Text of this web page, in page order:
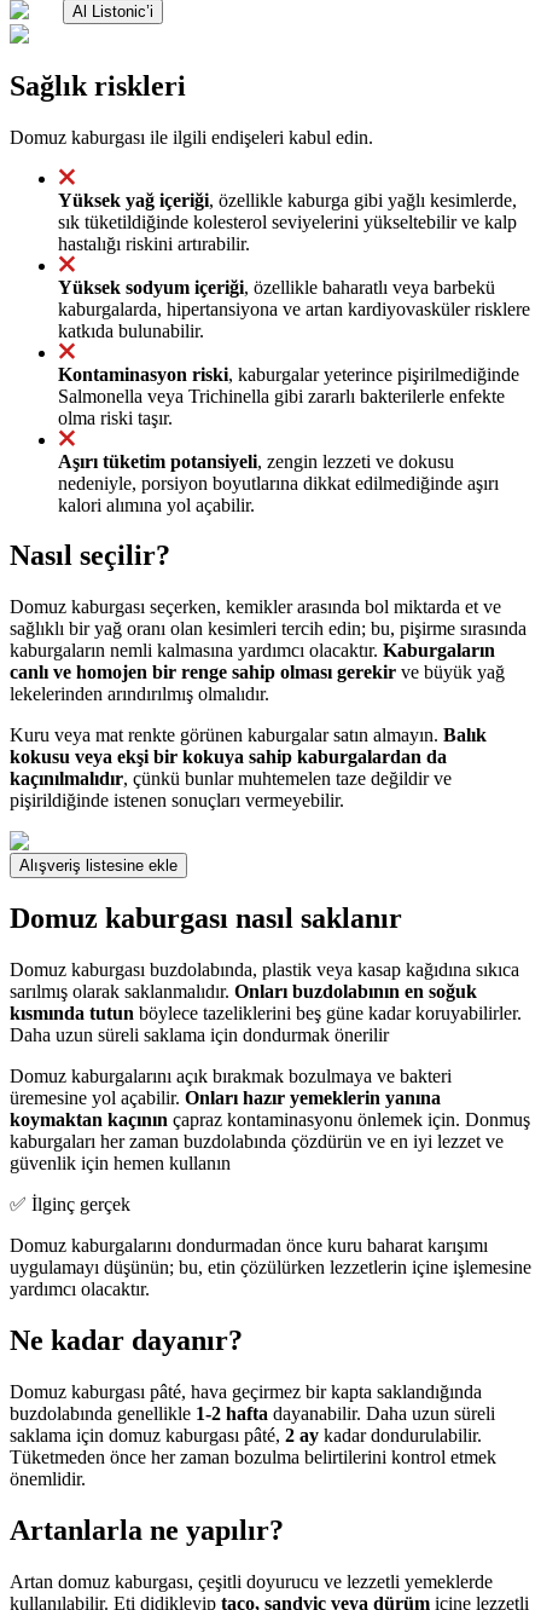
Al Listonic’i
Sağlık riskleri
Domuz kaburgası ile ilgili endişeleri kabul edin.
Yüksek yağ içeriği, özellikle kaburga gibi yağlı kesimlerde,
sık tüketildiğinde kolesterol seviyelerini yükseltebilir ve kalp
hastalığı riskini artırabilir.
Yüksek sodyum içeriği, özellikle baharatlı veya barbekü
kaburgalarda, hipertansiyona ve artan kardiyovasküler risklere
katkıda bulunabilir.
Kontaminasyon riski, kaburgalar yeterince pişirilmediğinde
Salmonella veya Trichinella gibi zararlı bakterilerle enfekte
olma riski taşır.
Aşırı tüketim potansiyeli, zengin lezzeti ve dokusu
nedeniyle, porsiyon boyutlarına dikkat edilmediğinde aşırı
kalori alımına yol açabilir.
Nasıl seçilir?
Domuz kaburgası seçerken, kemikler arasında bol miktarda et ve
sağlıklı bir yağ oranı olan kesimleri tercih edin; bu, pişirme sırasında
kaburgaların nemli kalmasına yardımcı olacaktır. Kaburgaların
canlı ve homojen bir renge sahip olması gerekir ve büyük yağ
lekelerinden arındırılmış olmalıdır.
Kuru veya mat renkte görünen kaburgalar satın almayın. Balık
kokusu veya ekşi bir kokuya sahip kaburgalardan da
kaçınılmalıdır, çünkü bunlar muhtemelen taze değildir ve
pişirildiğinde istenen sonuçları vermeyebilir.
Alışveriş listesine ekle
Domuz kaburgası nasıl saklanır
Domuz kaburgası buzdolabında, plastik veya kasap kağıdına sıkıca
sarılmış olarak saklanmalıdır. Onları buzdolabının en soğuk
kısmında tutun böylece tazeliklerini beş güne kadar koruyabilirler.
Daha uzun süreli saklama için dondurmak önerilir
Domuz kaburgalarını açık bırakmak bozulmaya ve bakteri
üremesine yol açabilir. Onları hazır yemeklerin yanına
koymaktan kaçının çapraz kontaminasyonu önlemek için. Donmuş
kaburgaları her zaman buzdolabında çözdürün ve en iyi lezzet ve
güvenlik için hemen kullanın
✅ İlginç gerçek
Domuz kaburgalarını dondurmadan önce kuru baharat karışımı
uygulamayı düşünün; bu, etin çözülürken lezzetlerin içine işlemesine
yardımcı olacaktır.
Ne kadar dayanır?
Domuz kaburgası pâté, hava geçirmez bir kapta saklandığında
buzdolabında genellikle 1-2 hafta dayanabilir. Daha uzun süreli
saklama için domuz kaburgası pâté, 2 ay kadar dondurulabilir.
Tüketmeden önce her zaman bozulma belirtilerini kontrol etmek
önemlidir.
Artanlarla ne yapılır?
Artan domuz kaburgası, çeşitli doyurucu ve lezzetli yemeklerde
kullanılabilir. Eti didikleyip taco, sandviç veya dürüm içine lezzetli